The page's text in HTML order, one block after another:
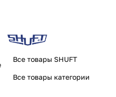
Все товары SHUFT
Все товары категории